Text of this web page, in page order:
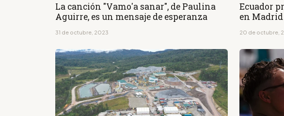
La canción "Vamo'a sanar", de Paulina
Aguirre, es un mensaje de esperanza
31 de octubre, 2023
Ecuador
en
20 de octubre,